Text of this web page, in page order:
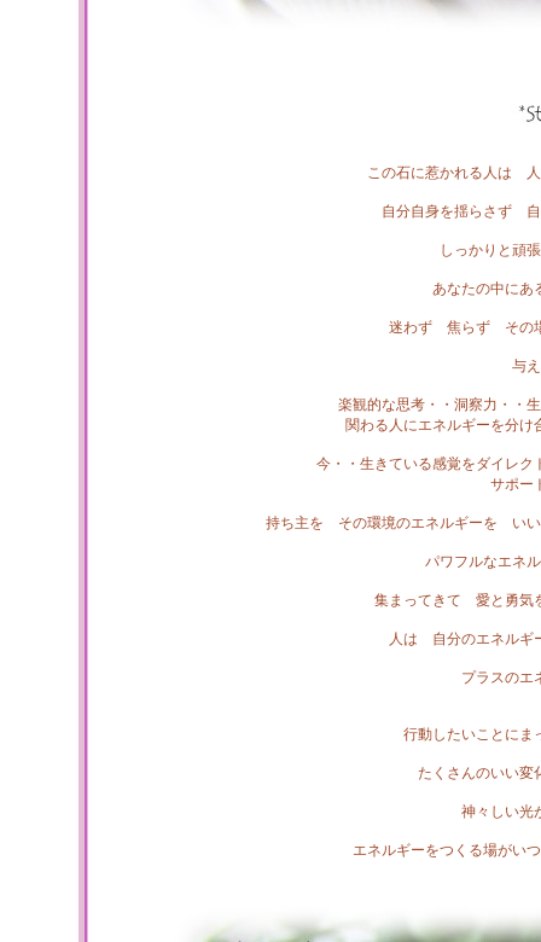
この石に惹かれる人は
自分自身を揺らさず
しっかりと頑
あなたの中にあ
迷わず 焦らず その場
与
楽観的な思考・・洞察力・・
関わる人にエネルギーを分
今・・生きている感覚をダイレ
サポー
持ち主を その環境のエネルギーを い
パワフルなエネ
集まってきて 愛と勇気
人は 自分のエネルギ
プラスのエ
行動したいことに
たくさんのいい
神々しい光
エネルギーをつくる場がい